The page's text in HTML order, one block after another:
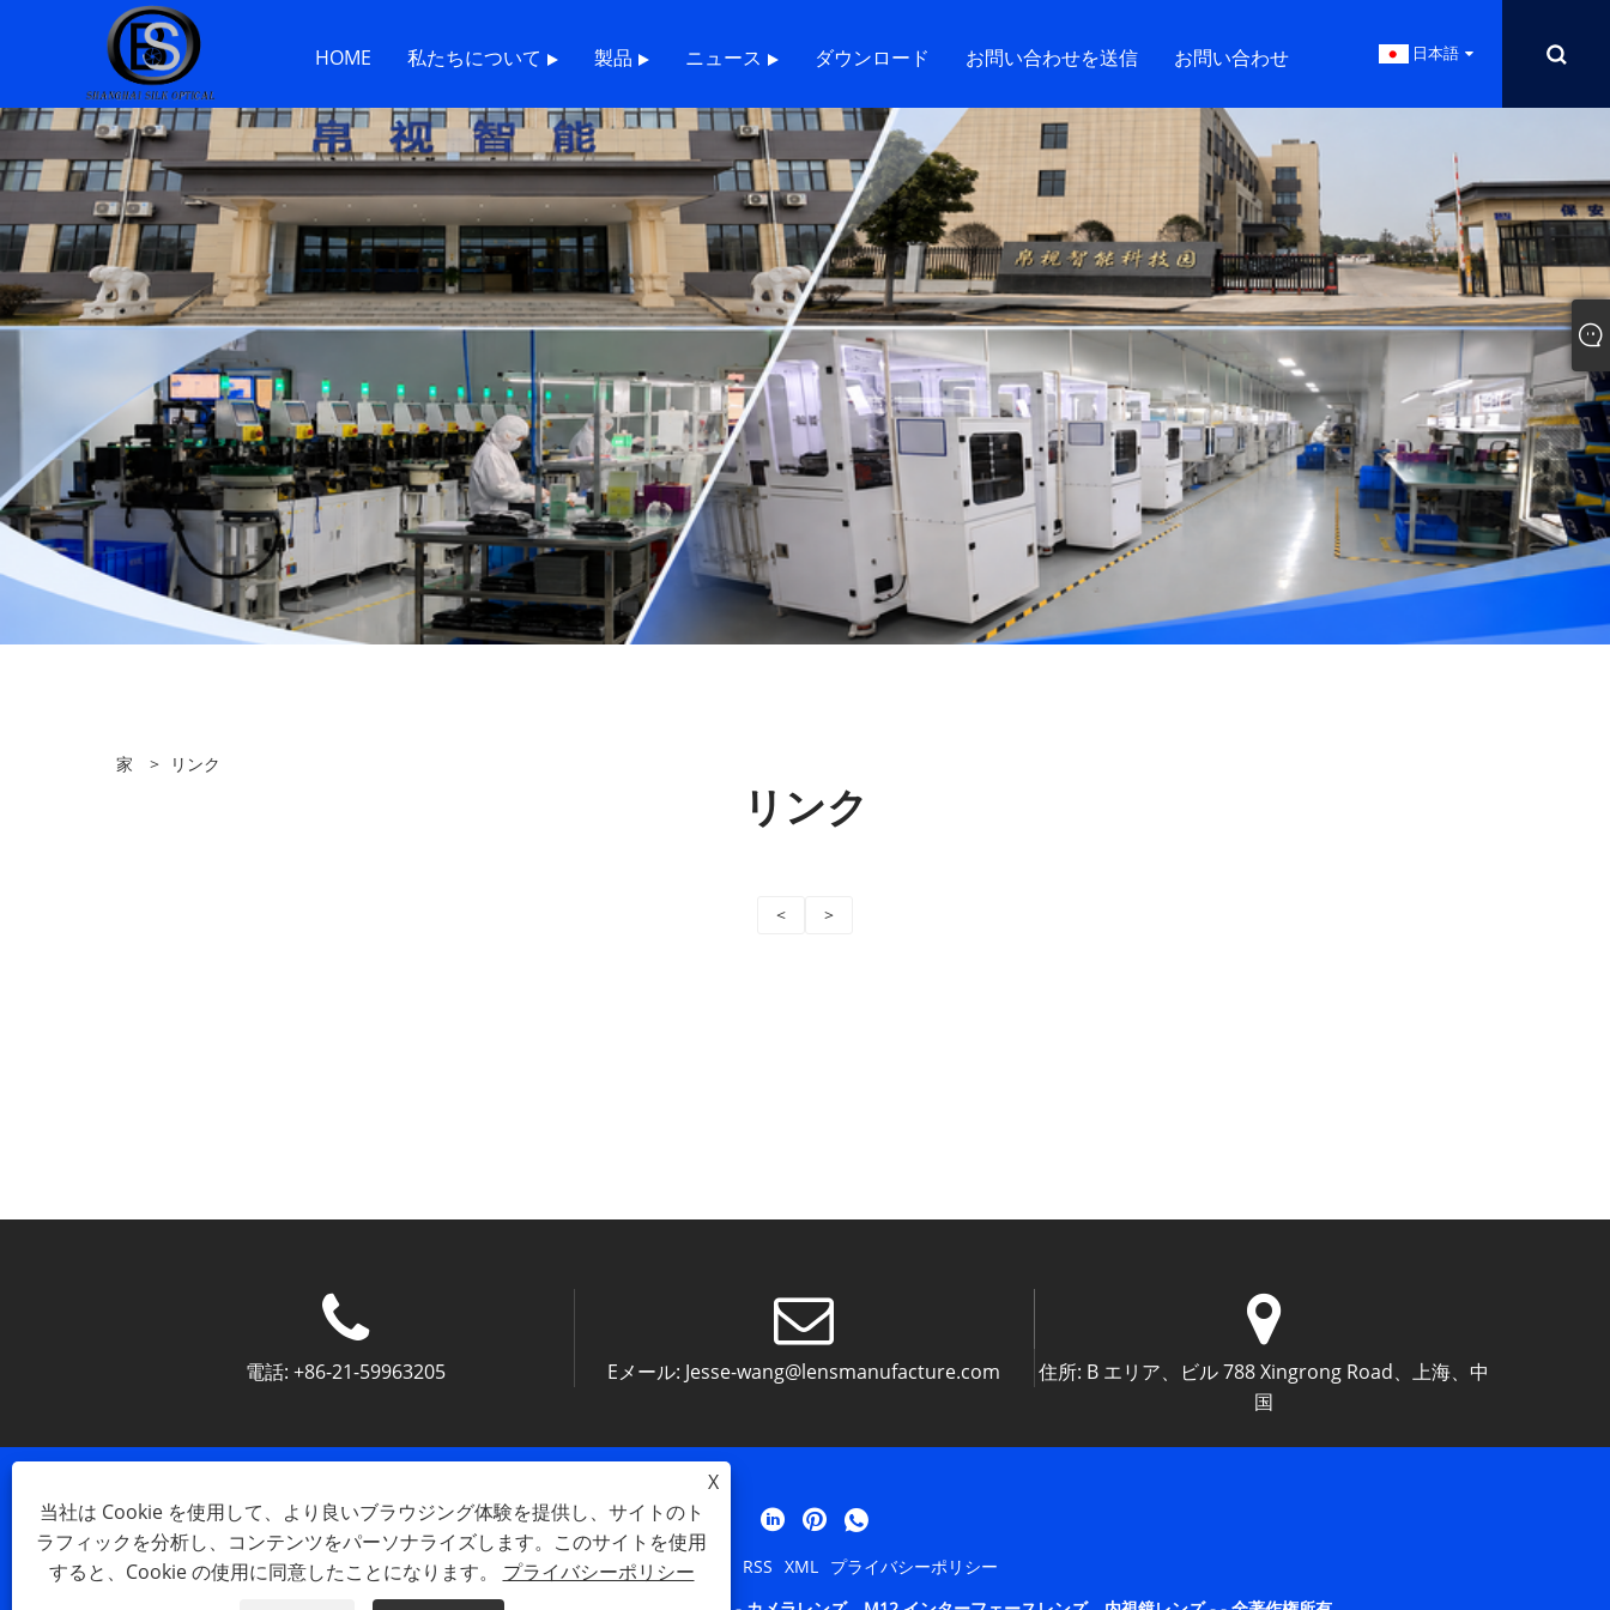
HOME 私たちについて 製品 ニュース ダウンロード お問い合わせを送信 お問い合わせ 日本語
家 > リンク
リンク
< >
電話: +86-21-59963205 Eメール: Jesse-wang@lensmanufacture.com 住所: B エリア、ビル 788 Xingrong Road、上海、中
国
Links Sitemap RSS XML
プライバシーポリシー
X
当社は Cookie を使用して、より良いブラウジング体験を提供し、サイトのト
ラフィックを分析し、コンテンツをパーソナライズします。このサイトを使用
すると、Cookie の使用に同意したことになります。 プライバシーポリシー